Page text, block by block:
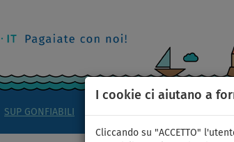
I cookie ci aiutano a
Cliccando su "ACCETTO"
SUP GONFIABILI